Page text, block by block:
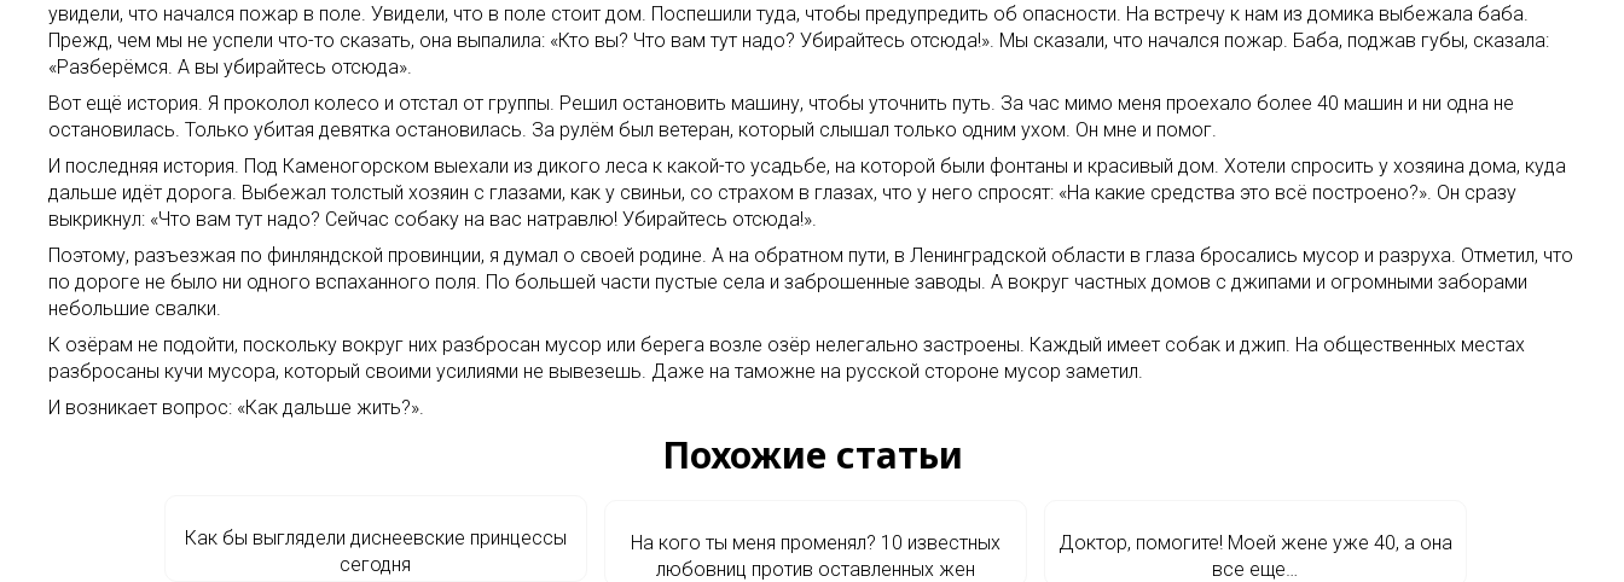
увидели, что начался пожар в поле. Увидели, что в поле стоит дом. Поспешили туда, чтобы предупредить об опасности. На встречу к нам из домика выбежала баба.
Прежд, чем мы не успели что-то сказать, она выпалила: «Кто вы? Что вам тут надо? Убирайтесь отсюда!». Мы сказали, что начался пожар. Баба, поджав губы, сказала:
«Разберёмся. А вы убирайтесь отсюда».
Вот ещё история. Я проколол колесо и отстал от группы. Решил остановить машину, чтобы уточнить путь. За час мимо меня проехало более 40 машин и ни одна не
остановилась. Только убитая девятка остановилась. За рулём был ветеран, который слышал только одним ухом. Он мне и помог.
И последняя история. Под Каменогорском выехали из дикого леса к какой-то усадьбе, на которой были фонтаны и красивый дом. Хотели спросить у хозяина дома, куда
дальше идёт дорога. Выбежал толстый хозяин с глазами, как у свиньи, со страхом в глазах, что у него спросят: «На какие средства это всё построено?». Он сразу
выкрикнул: «Что вам тут надо? Сейчас собаку на вас натравлю! Убирайтесь отсюда!».
Поэтому, разъезжая по финляндской провинции, я думал о своей родине. А на обратном пути, в Ленинградской области в глаза бросались мусор и разруха. Отметил, что
по дороге не было ни одного вспаханного поля. По большей части пустые села и заброшенные заводы. А вокруг частных домов с джипами и огромными заборами
небольшие свалки.
К озёрам не подойти, поскольку вокруг них разбросан мусор или берега возле озёр нелегально застроены. Каждый имеет собак и джип. На общественных местах
разбросаны кучи мусора, который своими усилиями не вывезешь. Даже на таможне на русской стороне мусор заметил.
И возникает вопрос: «Как дальше жить?».
Похожие статьи
Как бы выглядели диснеевские принцессы
сегодня
На кого ты меня променял? 10 известных
любовниц против оставленных жен
Доктор, помогите! Моей жене уже 40, а она
все еще…